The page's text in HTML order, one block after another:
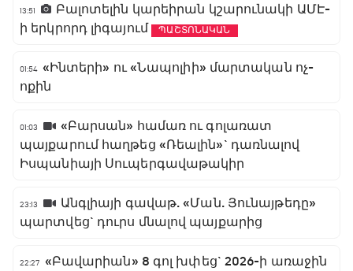
13:51
Բալոտելին կարեիրան կշարունակի ԱՄԷ-
ի երկրորդ լիգայում
ՊԱՇՏՈՆԱԿԱՆ
01:54 «Ինտերի» ու «Նապոլիի» մարտական ոչ-
ոքին
01:03
«Բարսան» համառ ու գոլառատ
պայքարում հաղթեց «Ռեալին»` դառնալով
Իսպանիայի Սուպերգավաթակիր
23:13
Անգլիայի գավաթ. «Ման. Յունայթեդը»
պարտվեց` դուրս մնալով պայքարից
22:27 «Բավարիան» 8 գոլ խփեց` 2026-ի առաջին